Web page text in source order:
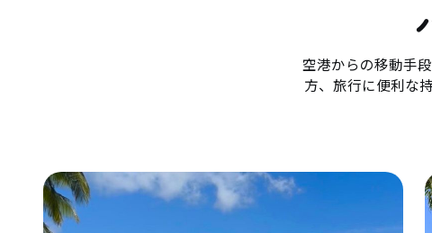
空港からの移動手
方、旅行に便利な